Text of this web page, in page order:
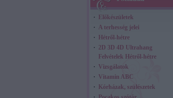
Előkészületek
A terhesség jelei
Hétről-hétre
2D 3D 4D Ultrahang
Felvételek Hétről-hétre
Vizsgálatok
Vitamin ABC
Kórházak, szülészetek